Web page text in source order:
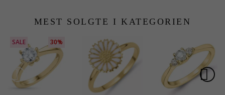
MEST SOLGTE I KATEGORIEN
SALE 30%